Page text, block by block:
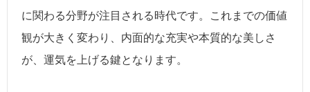
に関わる分野が注目される時代です。これまでの価値
観が大きく変わり、内面的な充実や本質的な美しさ
が、運気を上げる鍵となります。